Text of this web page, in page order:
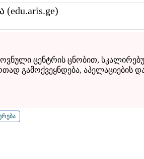
ცენტრის ცნობით,
გამოქვეყნდება, აპელაციების